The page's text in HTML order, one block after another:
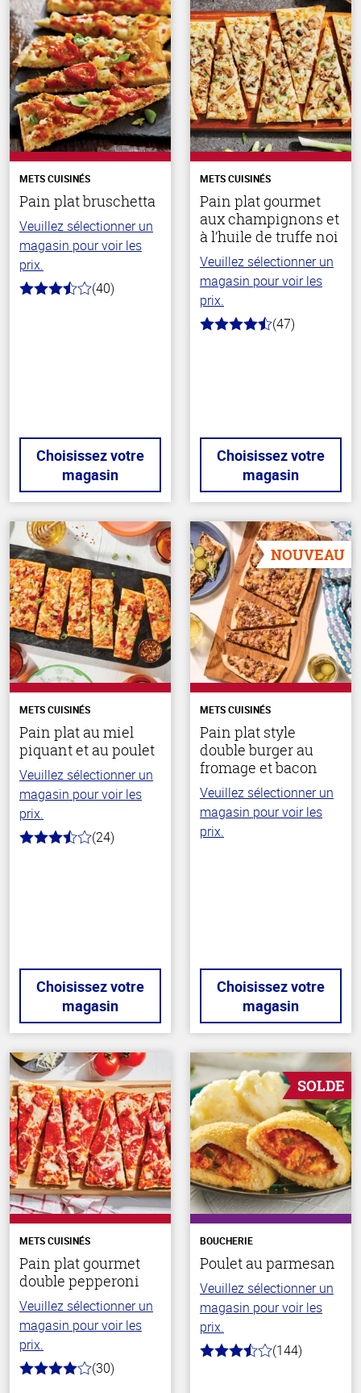
METS CUISINÉS
Pain plat bruschetta
Veuillez sélectionner un
magasin pour voir les
prix.
3.8
(40)
Choisissez votre
magasin
METS CUISINÉS
Pain plat gourmet
aux champignons et
à l’huile de truffe noi
Veuillez sélectionner un
magasin pour voir les
prix.
4.4
(47)
Choisissez votre
magasin
METS CUISINÉS
Pain plat au miel
piquant et au poulet
Veuillez sélectionner un
magasin pour voir les
prix.
3.5
(24)
Choisissez votre
magasin
NOUVEAU
METS CUISINÉS
Pain plat style
double burger au
fromage et bacon
Veuillez sélectionner un
magasin pour voir les
prix.
Choisissez votre
magasin
METS CUISINÉS
Pain plat gourmet
double pepperoni
Veuillez sélectionner un
magasin pour voir les
prix.
4.0
(30)
SOLDE
BOUCHERIE
Poulet au parmesan
Veuillez sélectionner un
magasin pour voir les
prix.
3.6
(144)